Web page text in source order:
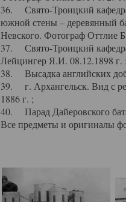
36. Свято-Троицкий
южной стены – деревянный
Невского. Фотограф Оттлие
37. Свято-Троицкий
Лейцингер Я.И. 08.12.1898 г. ;
38. Высадка английских
39. г. Архангельск. Вид с
1886 г. ;
40. Парад Дайеровского
Все предметы и оригиналы